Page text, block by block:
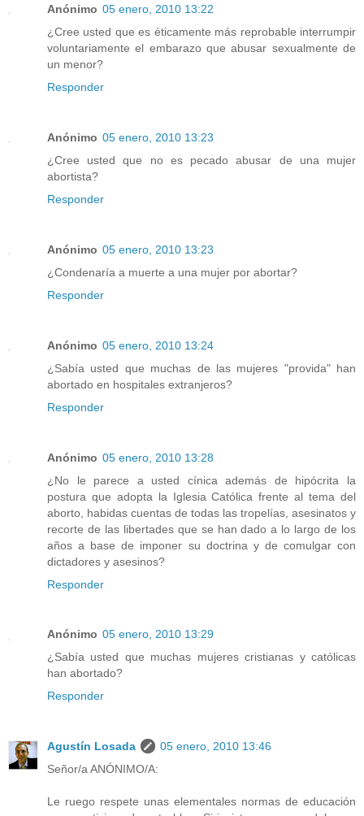
Anónimo 05 enero, 2010 13:22
¿Cree usted que es éticamente más reprobable interrumpir
voluntariamente el embarazo que abusar sexualmente de
un menor?
Responder
Anónimo 05 enero, 2010 13:23
¿Cree usted que no es pecado abusar de una mujer
abortista?
Responder
Anónimo 05 enero, 2010 13:23
¿Condenaría a muerte a una mujer por abortar?
Responder
Anónimo 05 enero, 2010 13:24
¿Sabía usted que muchas de las mujeres "provida" han
abortado en hospitales extranjeros?
Responder
Anónimo 05 enero, 2010 13:28
¿No le parece a usted cínica además de hipócrita la
postura que adopta la Iglesia Católica frente al tema del
aborto, habidas cuentas de todas las tropelías, asesinatos y
recorte de las libertades que se han dado a lo largo de los
años a base de imponer su doctrina y de comulgar con
dictadores y asesinos?
Responder
Anónimo 05 enero, 2010 13:29
¿Sabía usted que muchas mujeres cristianas y católicas
han abortado?
Responder
Agustín Losada
05 enero, 2010 13:46
Señor/a ANÓNIMO/A:
Le ruego respete unas elementales normas de educación